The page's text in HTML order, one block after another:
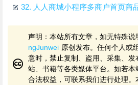
32. 人人商城小程序多商户首页商
声明：本站所有文章，如无特殊
ngJunwei 原创发布。任何个人或
意时，禁止复制、盗用、采集、发
站、书籍等各类媒体平台。如若
合法权益，可联系我们进行处理。